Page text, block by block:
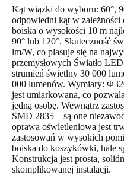
Kąt wiązki do wyboru: 60°,
odpowiedni kąt w
boiska o wysokości 10 m
90° lub 120°. Skuteczność
lm/W, co plasuje się na
przemysłowych Światło
strumień świetlny 30 000
000 lumenów. Wymiary:
jest umiarkowana, co
jedną osobę. Wewnątrz
SMD 2835 – są one
oprawa oświetleniowa jest
zastosowań w wysokich
boiska do koszykówki, hale
Konstrukcja jest prosta,
skomplikowanej instalacji.